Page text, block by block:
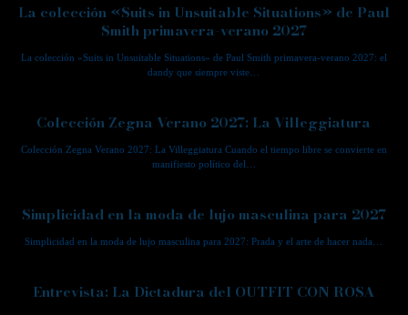
La colección «Suits in Unsuitable Situations» de Paul
Smith primavera-verano 2027
La colección «Suits in Unsuitable Situations» de Paul Smith primavera-verano 2027: el
dandy que siempre viste…
Colección Zegna Verano 2027: La Villeggiatura
Colección Zegna Verano 2027: La Villeggiatura Cuando el tiempo libre se convierte en
manifiesto político del…
Simplicidad en la moda de lujo masculina para 2027
Simplicidad en la moda de lujo masculina para 2027: Prada y el arte de hacer nada…
Entrevista: La Dictadura del OUTFIT CON ROSA